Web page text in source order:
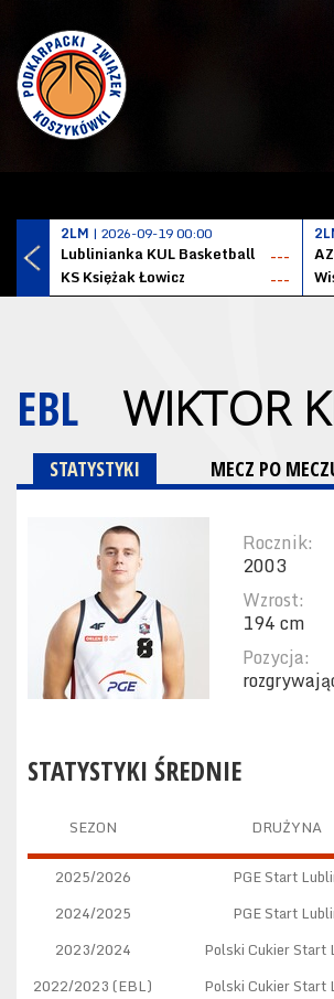
2LM | 2026-09-19 00:00
Lublinianka KUL Basketball
---
KS Księżak Łowicz
---
EBL WIKTOR
STATYSTYKI MECZ PO
Rocznik:
2003
Wzrost:
194 cm
Pozycja:
STATYSTYKI ŚREDNIE
SEZON DRUŻYNA
2025/2026 PGE Start
2024/2025
PGE Start
2023/2024
Polski Cukier Start
2022/2023 (EBL)
Polski Cukier Start